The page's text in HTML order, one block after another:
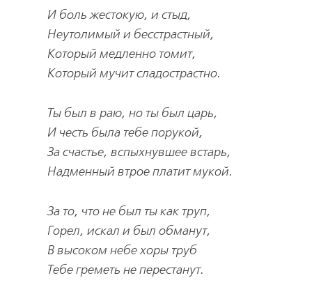
И боль жестокую, и стыд,
Неутолимый и бесстрастный,
Который медленно томит,
Который мучит сладострастно.
Ты был в раю, но ты был царь,
И честь была тебе порукой,
За счастье, вспыхнувшее встарь,
Надменный втрое платит мукой.
За то, что не был ты как труп,
Горел, искал и был обманут,
В высоком небе хоры труб
Тебе греметь не перестанут.